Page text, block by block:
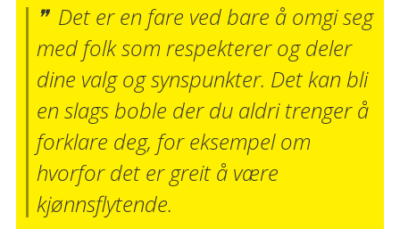
Det er en fare ved bare å omgi seg
med folk som respekterer og deler
dine valg og synspunkter. Det kan bli
en slags boble der du aldri trenger å
forklare deg, for eksempel om
hvorfor det er greit å være
kjønnsflytende.